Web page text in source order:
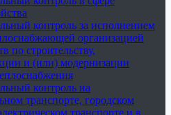
контроль за исполнением
организацией
по строительству,
и (или) модернизации
контроль на
транспорте, городском
транспорте и в